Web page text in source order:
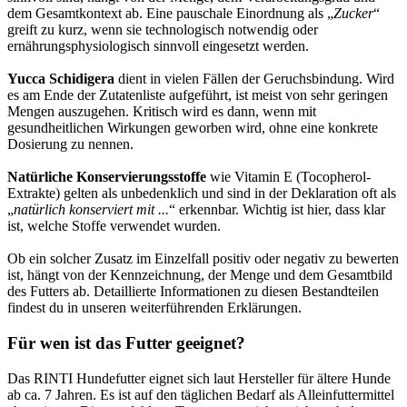
dem Gesamtkontext ab. Eine pauschale Einordnung als „Zucker“
greift zu kurz, wenn sie technologisch notwendig oder
ernährungsphysiologisch sinnvoll eingesetzt werden.
Yucca Schidigera dient in vielen Fällen der Geruchsbindung. Wird
es am Ende der Zutatenliste aufgeführt, ist meist von sehr geringen
Mengen auszugehen. Kritisch wird es dann, wenn mit
gesundheitlichen Wirkungen geworben wird, ohne eine konkrete
Dosierung zu nennen.
Natürliche Konservierungsstoffe wie Vitamin E (Tocopherol-
Extrakte) gelten als unbedenklich und sind in der Deklaration oft als
„natürlich konserviert mit ...“ erkennbar. Wichtig ist hier, dass klar
ist, welche Stoffe verwendet wurden.
Ob ein solcher Zusatz im Einzelfall positiv oder negativ zu bewerten
ist, hängt von der Kennzeichnung, der Menge und dem Gesamtbild
des Futters ab. Detaillierte Informationen zu diesen Bestandteilen
findest du in unseren weiterführenden Erklärungen.
Für wen ist das Futter geeignet?
Das RINTI Hundefutter eignet sich laut Hersteller für ältere Hunde
ab ca. 7 Jahren. Es ist auf den täglichen Bedarf als Alleinfuttermittel